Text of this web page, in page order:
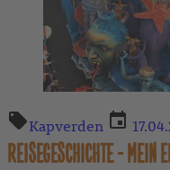
Kapverden
REISEGESCHICHTE - MEIN